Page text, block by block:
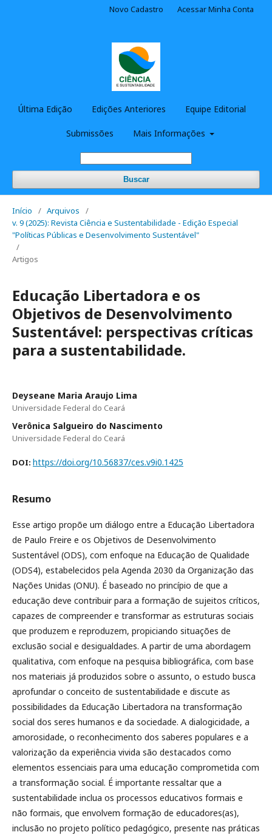
Última Edição Edições Anteriores Equipe Editorial
Submissões Mais Informações
Buscar
Novo Cadastro Acessar Minha Conta
Início / Arquivos
/
v. 9 (2025): Revista Ciência e Sustentabilidade - Edição Especial
"Políticas Públicas e Desenvolvimento Sustentável"
/
Artigos
Educação Libertadora e os
Objetivos de Desenvolvimento
Sustentável: perspectivas críticas
para a sustentabilidade.
Deyseane Maria Araujo Lima
Universidade Federal do Ceará
Verônica Salgueiro do Nascimento
Universidade Federal do Ceará
DOI: https://doi.org/10.56837/ces.v9i0.1425
Resumo
Esse artigo propõe um diálogo entre a Educação Libertadora
de Paulo Freire e os Objetivos de Desenvolvimento
Sustentável (ODS), com enfoque na Educação de Qualidade
(ODS4), estabelecidos pela Agenda 2030 da Organização das
Nações Unidas (ONU). É baseado no princípio de que a
educação deve contribuir para a formação de sujeitos críticos,
capazes de compreender e transformar as estruturas sociais
que produzem e reproduzem, propiciando situações de
exclusão social e desigualdades. A partir de uma abordagem
qualitativa, com enfoque na pesquisa bibliográfica, com base
nos materiais já produzidos sobre o assunto, o estudo busca
aprofundar o conceito de sustentabilidade e discute as
possibilidades da Educação Libertadora na transformação
social dos seres humanos e da sociedade. A dialogicidade, a
amorosidade, o reconhecimento dos saberes populares e a
valorização da experiência vivida são destacados como
elementos essenciais para uma educação comprometida com
a transformação social. É importante ressaltar que a
sustentabilidade inclua os processos educativos formais e
não formais, que envolvem formação de educadores(as),
inclusão no projeto político pedagógico, presente nas práticas